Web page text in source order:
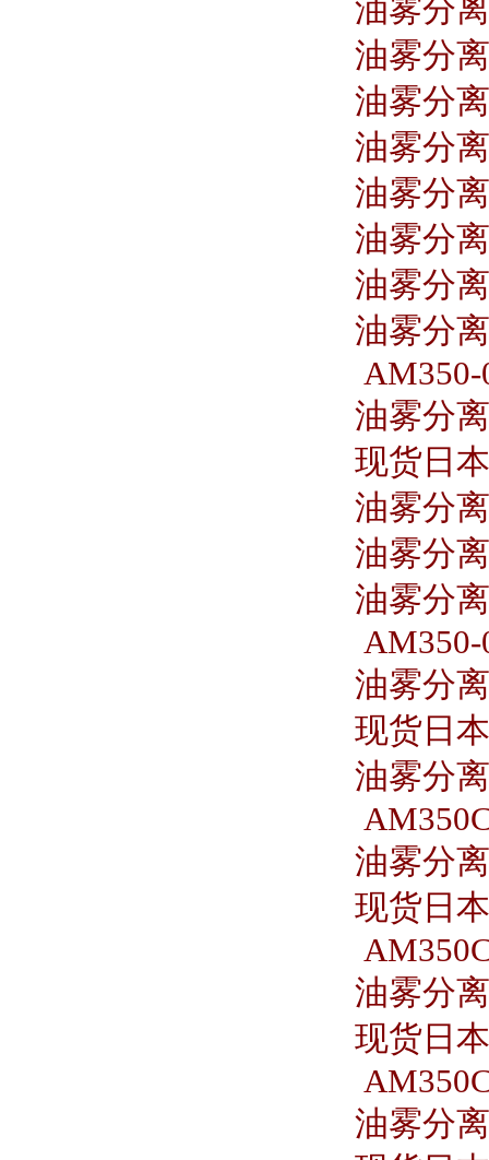
油雾分
油雾分
油雾分
油雾分
油雾分
油雾分
油雾分
油雾分
AM350-
油雾分
现货日
油雾分
油雾分
油雾分
AM350-
油雾分
现货日
油雾分
油雾分
现货日
油雾分
现货日
油雾分